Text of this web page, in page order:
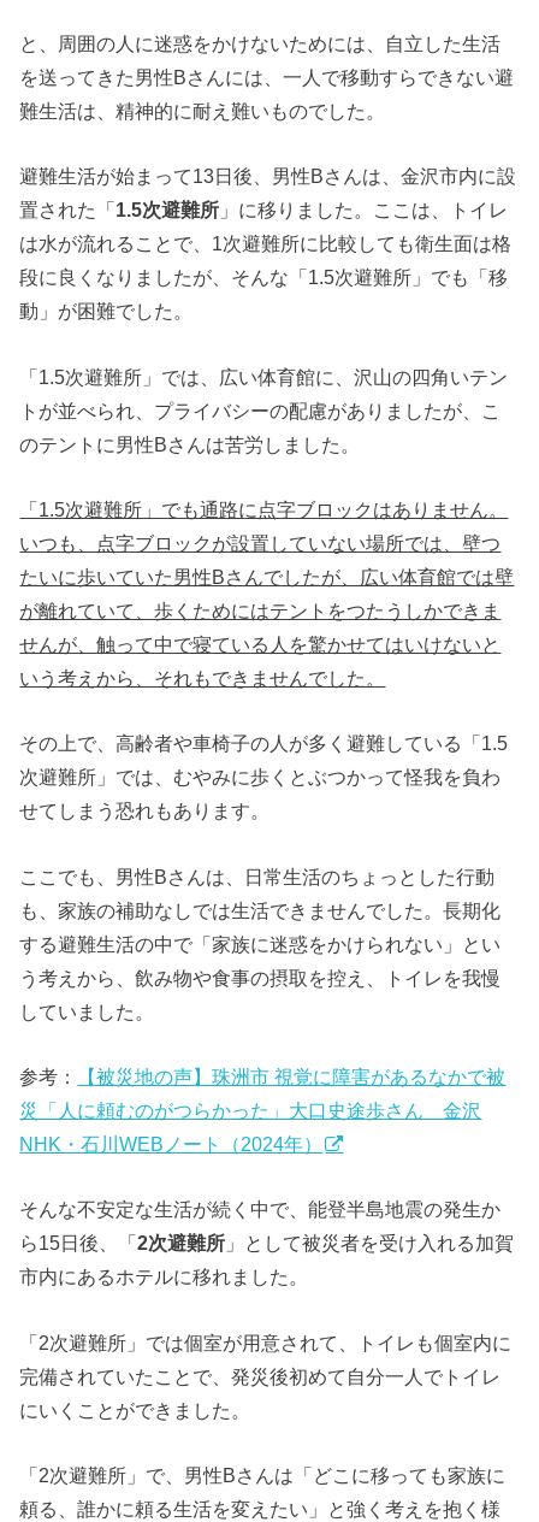
と、周囲の人に迷惑をかけないためには、自立した生活
を送ってきた男性Bさんには、一人で移動すらできない避
難生活は、精神的に耐え難いものでした。
避難生活が始まって13日後、男性Bさんは、金沢市内に設
置された「1.5次避難所 」に移りました。ここは、トイレ
は水が流れることで、1次避難所に比較しても衛生面は格
段に良くなりましたが、そんな「1.5次避難所」でも「移
動」が困難でした。
「1.5次避難所」では、広い体育館に、沢山の四角いテン
トが並べられ、プライバシーの配慮がありましたが、こ
のテントに男性Bさんは苦労しました。
「1.5次避難所」でも通路に点字ブロックはありません。
いつも、点字ブロックが設置していない場所では、壁つ
たいに歩いていた男性Bさんでしたが、広い体育館では壁
が離れていて、歩くためにはテントをつたうしかできま
せんが、触って中で寝ている人を驚かせてはいけないと
いう考えから、それもできませんでした。
その上で、高齢者や車椅子の人が多く避難している「1.5
次避難所」では、むやみに歩くとぶつかって怪我を負わ
せてしまう恐れもあります。
ここでも、男性Bさんは、日常生活のちょっとした行動
も、家族の補助なしでは生活できませんでした。長期化
する避難生活の中で「家族に迷惑をかけられない」とい
う考えから、飲み物や食事の摂取を控え、トイレを我慢
していました。
参考：
【被災地の声】珠洲市 視覚に障害があるなかで被
災「人に頼むのがつらかった」大口史途歩さん 金沢
NHK・石川WEBノート（2024年）
そんな不安定な生活が続く中で、能登半島地震の発生か
ら15日後、「2次避難所 」として被災者を受け入れる加賀
市内にあるホテルに移れました。
「2次避難所」では個室が用意されて、トイレも個室内に
完備されていたことで、発災後初めて自分一人でトイレ
にいくことができました。
「2次避難所」で、男性Bさんは「どこに移っても家族に
頼る、誰かに頼る生活を変えたい」と強く考えを抱く様